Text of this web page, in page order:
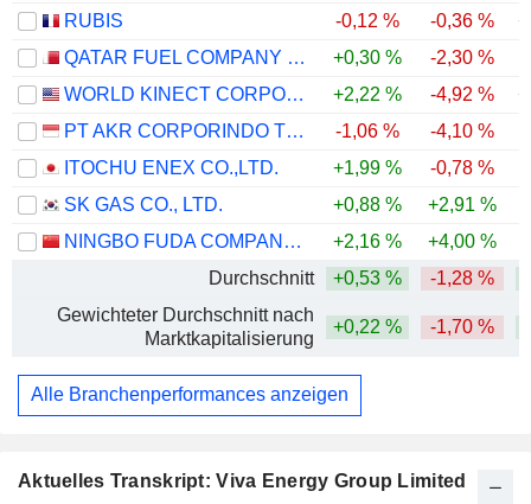
Aktuelles Transkript: Viva Energy Group Limited
RUBIS
-0,12 % -0,36 %
QATAR FUEL COMPANY Q.P.S.C. ("WOQOD")
+0,30 % -2,30 %
WORLD KINECT CORPORATION
+2,22 % -4,92 %
PT AKR CORPORINDO TBK
-1,06 % -4,10 %
ITOCHU ENEX CO.,LTD.
+1,99 % -0,78 %
SK GAS CO., LTD.
+0,88 % +2,91 %
NINGBO FUDA COMPANY LIMITED
+2,16 % +4,00 %
Durchschnitt
+0,53 % -1,28 %
Gewichteter Durchschnitt nach
Marktkapitalisierung
+0,22 % -1,70 %
Alle Branchenperformances anzeigen